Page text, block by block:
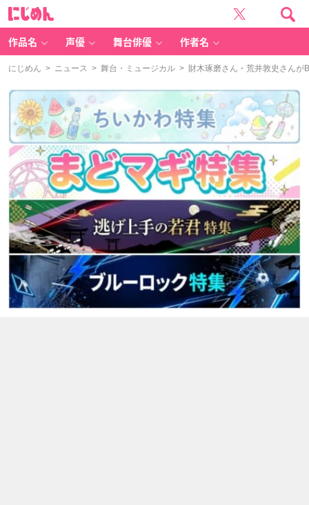
作品名 声優 舞台俳優 作者名
にじめん > ニュース > 舞台・ミュージカル > 財木琢磨さん・荒井敦史さんが